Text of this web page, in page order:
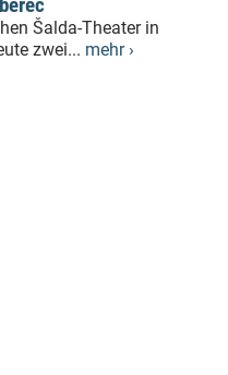
Šalda-Theater in
zwei... mehr ›